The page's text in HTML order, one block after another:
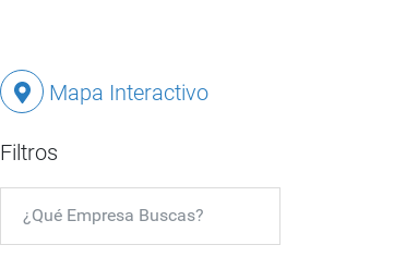
Mapa Interactivo
Filtros